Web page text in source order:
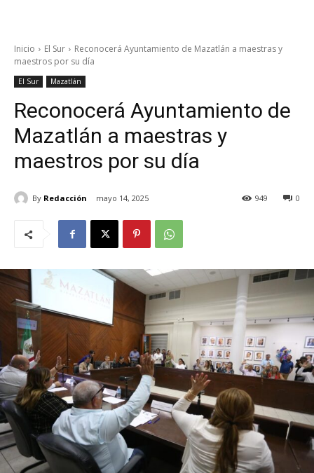
Inicio El Sur
Reconocerá Ayuntamiento de Mazatlán a maestras y
maestros por su día
El Sur Mazatlán
Reconocerá Ayuntamiento de
Mazatlán a maestras y
maestros por su día
By Redacción mayo 14, 2025 0
949